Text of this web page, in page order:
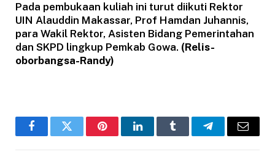
Pada pembukaan kuliah ini turut diikuti Rektor
UIN Alauddin Makassar, Prof Hamdan Juhannis,
para Wakil Rektor, Asisten Bidang Pemerintahan
dan SKPD lingkup Pemkab Gowa. (Relis-
oborbangsa-Randy)
FacebookTwitter PinterestLinkedInTumblr TelegramEmail